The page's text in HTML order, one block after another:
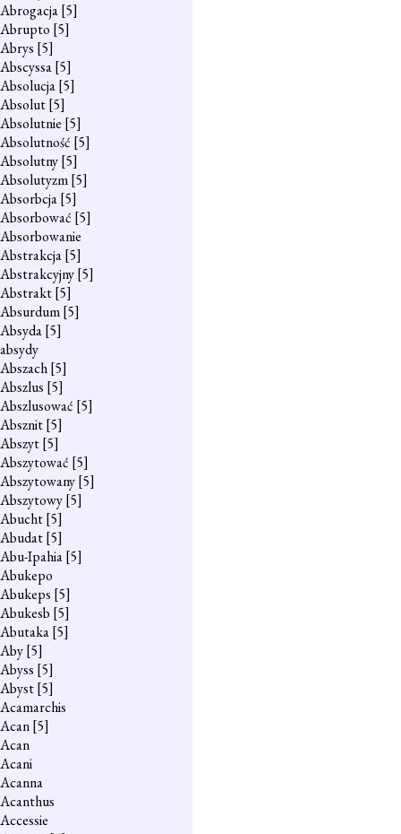
Abrogacja[5]
Abrupto [5]
Abrys [5]
Abscyssa[5]
Absolucja[5]
Absolut[5]
Absolutnie [5]
Absolutność [5]
Absolutny[5]
Absolutyzm[5]
Absorbcja[5]
Absorbować [5]
Absorbowanie
Abstrakcja[5]
Abstrakcyjny[5]
Abstrakt[5]
Absurdum[5]
Absyda[5]
absydy
Abszach[5]
Abszlus [5]
Abszlusować [5]
Absznit[5]
Abszyt[5]
Abszytować [5]
Abszytowany[5]
Abszytowy[5]
Abucht[5]
Abudat[5]
Abu-Ipahia[5]
Abukepo
Abukeps [5]
Abukesb [5]
Abutaka[5]
Aby[5]
Abyss [5]
Abyst[5]
Acamarchis
Acan[5]
Acan
Acani
Acanna
Acanthus
Accessie